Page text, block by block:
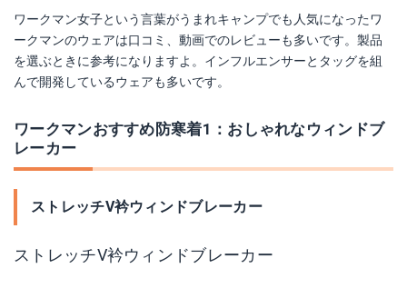
ワークマン女子という言葉がうまれキャンプでも人気になったワ
ークマンのウェアは口コミ、動画でのレビューも多いです。製品
を選ぶときに参考になりますよ。インフルエンサーとタッグを組
んで開発しているウェアも多いです。
ワークマンおすすめ防寒着1：おしゃれなウィンドブ
レーカー
ストレッチV衿ウィンドブレーカー
ストレッチV衿ウィンドブレーカー